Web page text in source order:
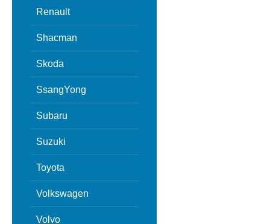
Renault
Shacman
Skoda
SsangYong
Subaru
Suzuki
Toyota
Volkswagen
Volvo